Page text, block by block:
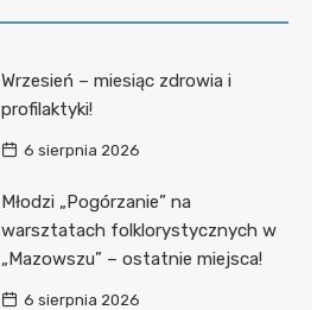
Wrzesień – miesiąc zdrowia i
profilaktyki!
6 sierpnia 2026
Młodzi „Pogórzanie” na
warsztatach folklorystycznych w
„Mazowszu” – ostatnie miejsca!
6 sierpnia 2026